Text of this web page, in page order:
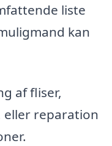
liste
kan
af fliser,
eller reparation